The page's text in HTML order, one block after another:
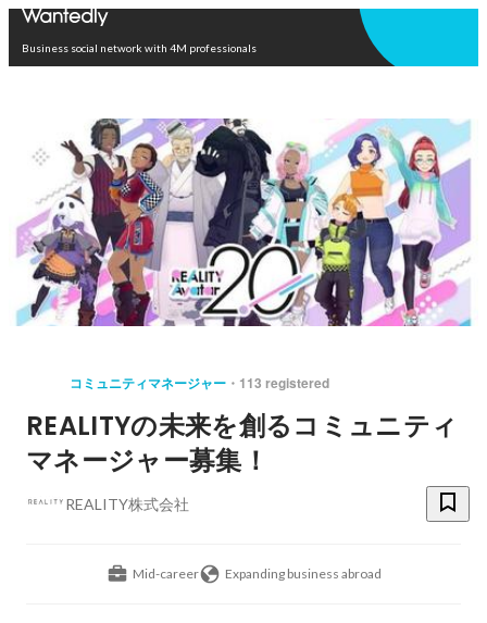
Business social network with 4M professionals
コミュニティマネージャー 113 registered
REALITYの未来を創るコミュニティ
マネージャー募集！
REALITY株式会社
Mid-career Expanding business abroad